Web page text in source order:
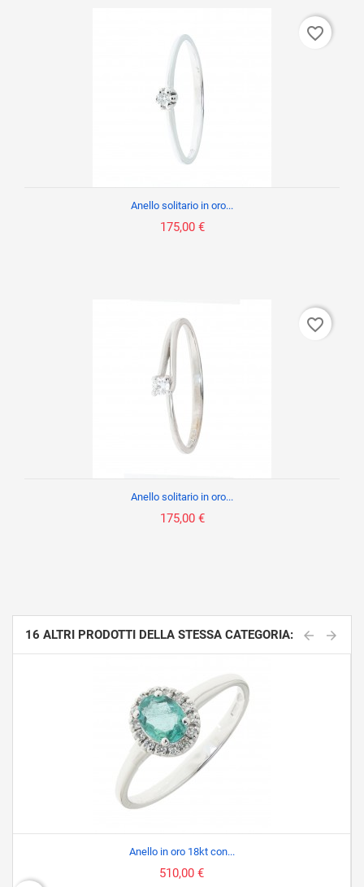
Anello solitario in oro...
175,00 €
favorite_border
Anello solitario in oro...
175,00 €
favorite_border
16 ALTRI PRODOTTI DELLA STESSA CATEGORIA:
Anello in oro 18kt con...
510,00 €